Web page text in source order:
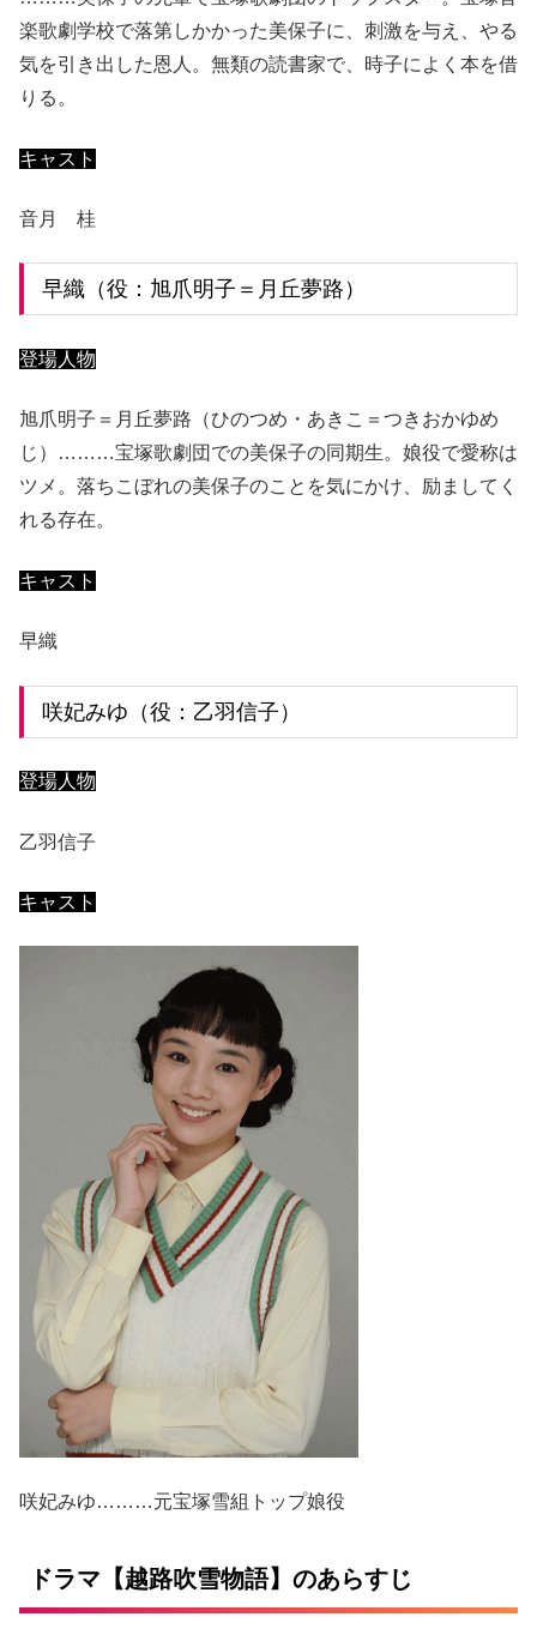
楽歌劇学校で落第しかかった美保子に、刺激を与え、やる
気を引き出した恩人。無類の読書家で、時子によく本を借
りる。
キャスト
音月 桂
早織（役：旭爪明子＝月丘夢路）
登場人物
旭爪明子＝月丘夢路（ひのつめ・あきこ＝つきおかゆめ
じ）………宝塚歌劇団での美保子の同期生。娘役で愛称は
ツメ。落ちこぼれの美保子のことを気にかけ、励ましてく
れる存在。
キャスト
早織
咲妃みゆ（役：乙羽信子）
登場人物
乙羽信子
キャスト
咲妃みゆ………元宝塚雪組トップ娘役
ドラマ【越路吹雪物語】のあらすじ